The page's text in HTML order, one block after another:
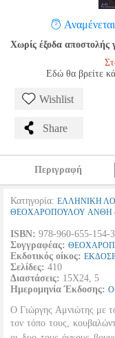
Χωρίς έξοδα αποστολής
Εδώ θα βρείτε
Wishlist
Share
Περιγραφή
Κατηγορία: ΕΛΛΗΝΙΚΗ
ΘΕΟΧΑΡΟΠΟΥΛΟΥ ΑΝΘΗ
ISBN: 978-960-655-154-3
Συγγραφέας:
Εκδοτικός οίκος:
Σελίδες: 410
Διαστάσεις: 15Χ24, 5
Ημερομηνία Έκδοσης:
Ο Γιώργης Αμνιώτης με
τον τόπο τους,